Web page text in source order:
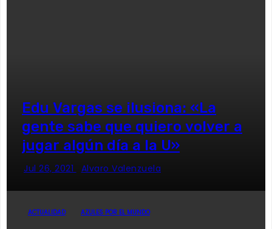
Edu Vargas se ilusiona: «La
gente sabe que quiero volver a
jugar algún día a la U»
Jul 26, 2021 Alvaro Valenzuela
ACTUALIDAD AZULES POR EL MUNDO